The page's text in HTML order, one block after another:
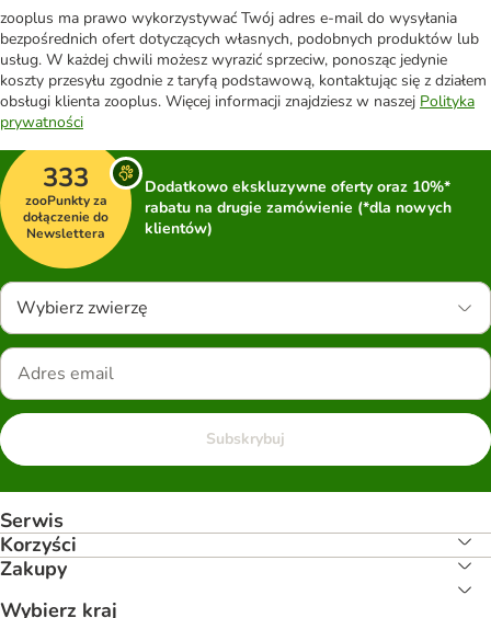
zooplus ma prawo wykorzystywać Twój adres e-mail do wysyłania
bezpośrednich ofert dotyczących własnych, podobnych produktów lub
usług. W każdej chwili możesz wyrazić sprzeciw, ponosząc jedynie
koszty przesyłu zgodnie z taryfą podstawową, kontaktując się z działem
obsługi klienta zooplus. Więcej informacji znajdziesz w naszej Polityka
prywatności
333
zooPunkty za
dołączenie do
Newslettera
Dodatkowo ekskluzywne oferty oraz 10%*
rabatu na drugie zamówienie (*dla nowych
klientów)
Wybierz zwierzę
Subskrybuj
Serwis
Korzyści
Zakupy
Wybierz kraj